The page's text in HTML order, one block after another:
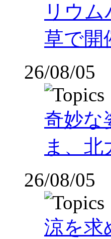
リウ
草で開
26/08/05
奇妙
ま、
26/08/05
涼を求